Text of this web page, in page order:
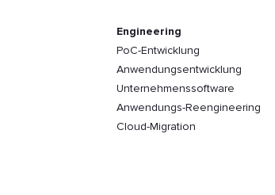
Engineering
PoC-Entwicklung
Anwendungsentwicklung
Unternehmenssoftware
Anwendungs-Reengineering
Cloud-Migration